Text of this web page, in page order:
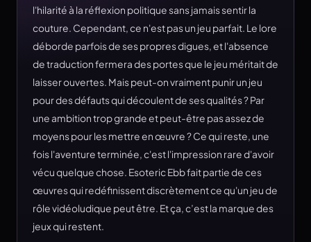
l'hilarité à la réflexion politique sans jamais sentir la
couture. Cependant, ce n'est pas un jeu parfait. Le lore
déborde parfois de ses propres digues, et l'absence
de traduction fermera des portes que le jeu méritait de
laisser ouvertes. Mais peut-on vraiment punir un jeu
pour des défauts qui découlent de ses qualités ? Par
une ambition trop grande et peut-être pas assez de
moyens pour les mettre en œuvre ? Ce qui reste, une
fois l'aventure terminée, c'est l'impression rare d'avoir
vécu quelque chose. Esoteric Ebb fait partie de ces
œuvres qui redéfinissent discrètement ce qu'un jeu de
rôle vidéoludique peut être. Et ça, c’est la marque des
jeux qui restent.